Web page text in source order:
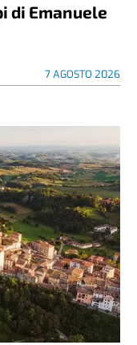
di Emanuele
7 AGOSTO 2026